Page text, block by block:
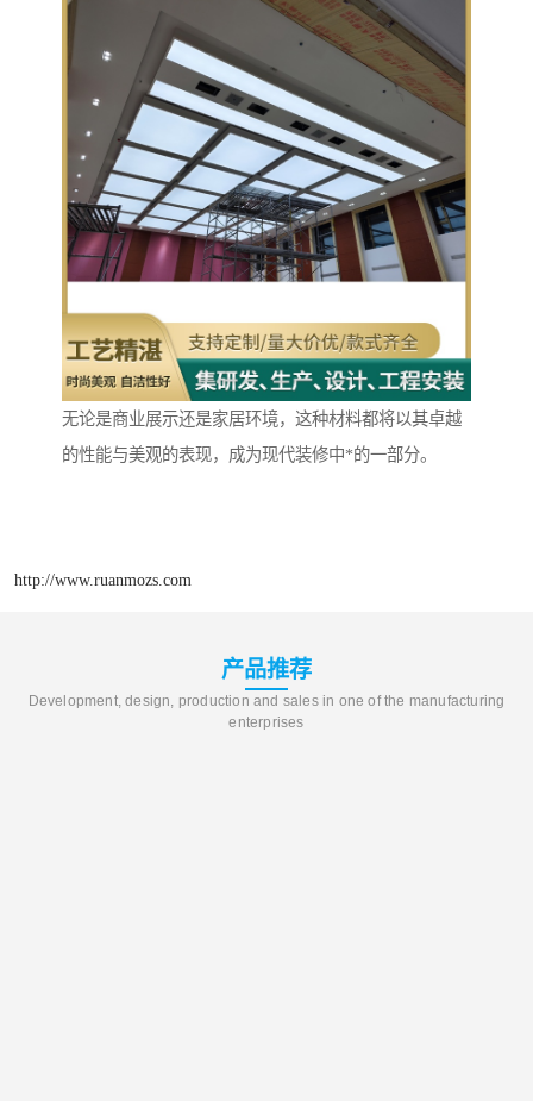
无论是商业展示还是家居环境，这种材料都将以其卓越
的性能与美观的表现，成为现代装修中*的一部分。
http://www.ruanmozs.com
产品推荐
Development, design, production and sales in one of the manufacturing
enterprises